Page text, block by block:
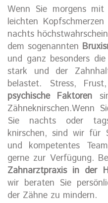
Wenn Sie morgens mit
leichten
nachts
dem sogenannten
und ganz besonders
stark und der
belastet. Stress,
psychische Faktoren
Zähneknirschen.Wenn
Sie nachts oder
knirschen, sind wir für
und kompetentes
gerne zur Verfügung.
Zahnarztpraxis in der
wir beraten Sie
der Zähne zu mindern.